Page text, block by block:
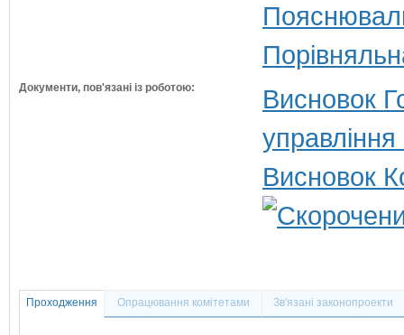
Документи, пов'язані із роботою:
Висновок
Висновок
Проходження Опрацювання комітетами Зв'язані законопроекти